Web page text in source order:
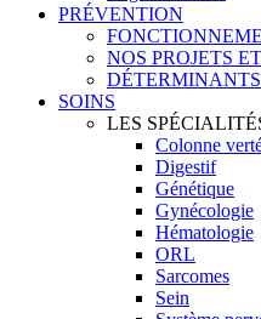
PRÉVENTION
NOS PROJETS
SOINS
LES
Colonne
Digestif
Génétique
Gynécologie
Hématologie
ORL
Sarcomes
Sein